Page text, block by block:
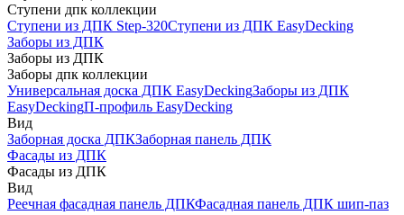
Ступени дпк коллекции
Ступени из ДПК Step-320Ступени из ДПК EasyDecking
Заборы из ДПК
Заборы из ДПК
Заборы дпк коллекции
Универсальная доска ДПК EasyDeckingЗаборы из ДПК
EasyDeckingП-профиль EasyDecking
Вид
Заборная доска ДПКЗаборная панель ДПК
Фасады из ДПК
Фасады из ДПК
Вид
Реечная фасадная панель ДПКФасадная панель ДПК шип-паз